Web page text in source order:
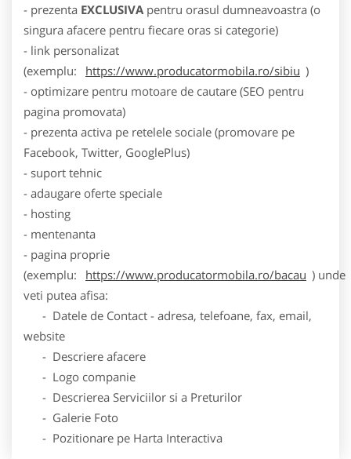
- prezenta EXCLUSIVA pentru orasul dumneavoastra (o
singura afacere pentru fiecare oras si categorie)
- link personalizat
(exemplu:
https://www.producatormobila.ro/sibiu )
- optimizare pentru motoare de cautare (SEO pentru
pagina promovata)
- prezenta activa pe retelele sociale (promovare pe
Facebook, Twitter, GooglePlus)
- suport tehnic
- adaugare oferte speciale
- hosting
- mentenanta
- pagina proprie
(exemplu:
https://www.producatormobila.ro/bacau ) unde
veti putea afisa:
- Datele de Contact - adresa, telefoane, fax, email,
website
- Descriere afacere
- Logo companie
- Descrierea Serviciilor si a Preturilor
- Galerie Foto
- Pozitionare pe Harta Interactiva